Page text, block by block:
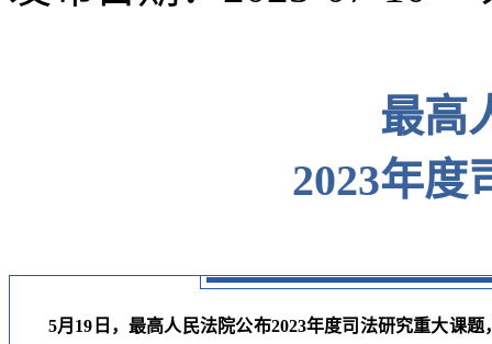
最高
2023年度
5月19日，最高人民法院公布2023年度司法研究重大课